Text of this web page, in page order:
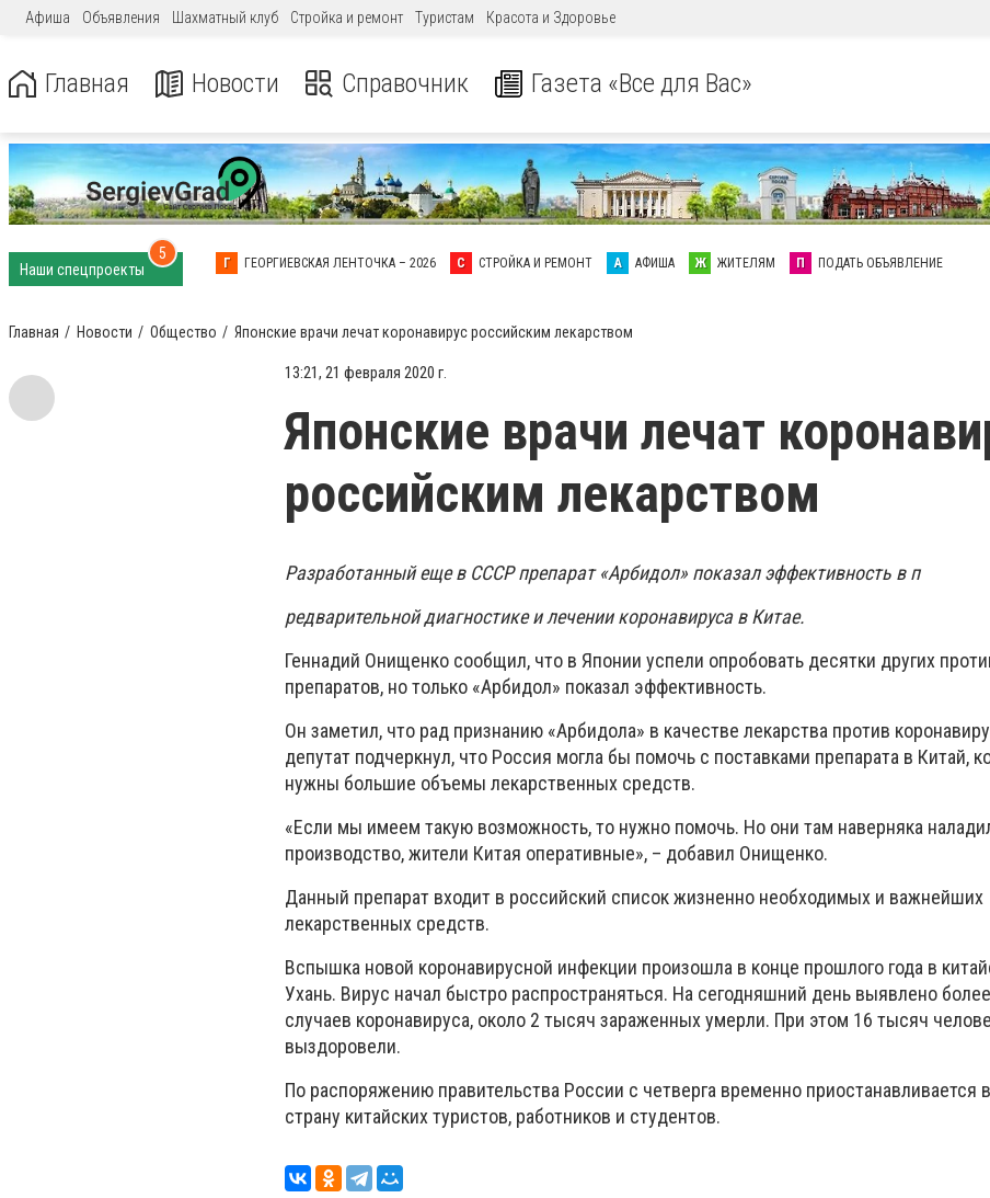
Афиша Объявления Шахматный клуб Стройка и ремонт Туристам Красота и Здоровье
Главная Новости Справочник Газета «Все для Вас»
Наши спецпроекты
5
Г ГЕОРГИЕВСКАЯ ЛЕНТОЧКА – 2026 С СТРОЙКА И РЕМОНТ А АФИША Ж ЖИТЕЛЯМ П ПОДАТЬ ОБЪЯВЛЕНИЕ
Главная Новости Общество Японские врачи лечат коронавирус российским лекарством
13:21, 21 февраля 2020 г.
Японские врачи лечат
российским лекарством
Разработанный еще в СССР препарат «Арбидол» показал эффективность в п
редварительной диагностике и лечении коронавируса в Китае.
Геннадий Онищенко сообщил, что в Японии успели опробовать десятки других
препаратов, но только «Арбидол» показал эффективность.
Он заметил, что рад признанию «Арбидола» в качестве лекарства против
депутат подчеркнул, что Россия могла бы помочь с поставками препарата в Китай,
нужны большие объемы лекарственных средств.
«Если мы имеем такую возможность, то нужно помочь. Но они там наверняка
производство, жители Китая оперативные», – добавил Онищенко.
Данный препарат входит в российский список жизненно необходимых и важнейших
лекарственных средств.
Вспышка новой коронавирусной инфекции произошла в конце прошлого года в
Ухань. Вирус начал быстро распространяться. На сегодняшний день выявлено
случаев коронавируса, около 2 тысяч зараженных умерли. При этом 16 тысяч
выздоровели.
По распоряжению правительства России с четверга временно приостанавливается
страну китайских туристов, работников и студентов.